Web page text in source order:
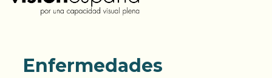
Enfermedades